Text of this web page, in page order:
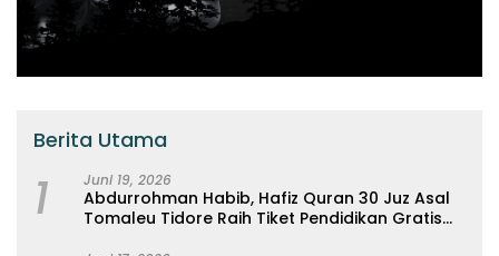
Berita Utama
1 Juni 19, 2026
Abdurrohman Habib, Hafiz Quran 30 Juz Asal
Tomaleu Tidore Raih Tiket Pendidikan Gratis